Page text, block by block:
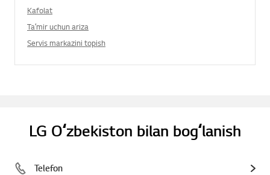
Kafolat
Taʼmir uchun ariza
Servis markazini topish
LG Oʻzbekiston bilan bogʻlanish
Telefon